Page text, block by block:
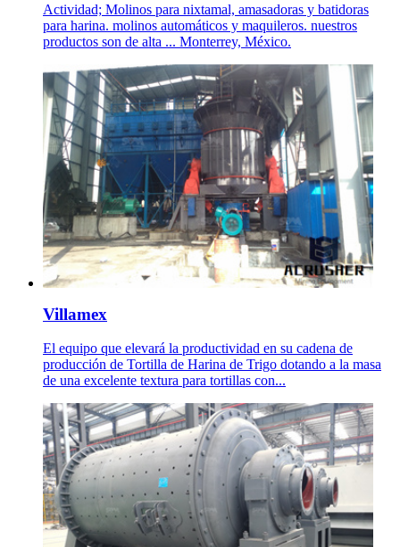
Actividad; Molinos para nixtamal, amasadoras y batidoras
para harina. molinos automáticos y maquileros. nuestros
productos son de alta ... Monterrey, México.
Villamex
El equipo que elevará la productividad en su cadena de
producción de Tortilla de Harina de Trigo dotando a la masa
de una excelente textura para tortillas con...